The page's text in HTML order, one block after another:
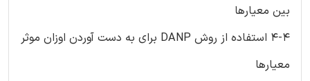
بین معیارها
4-4 استفاده از روش DANP برای به دست آوردن اوزان موثر
معیارها